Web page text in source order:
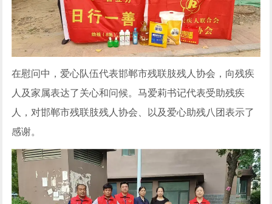
在慰问中，爱心队伍代表邯郸市残联肢残人协会，向残疾
人及家属表达了关心和问候。马爱莉书记代表受助残疾
人，对邯郸市残联肢残人协会、以及爱心助残八团表示了
感谢。